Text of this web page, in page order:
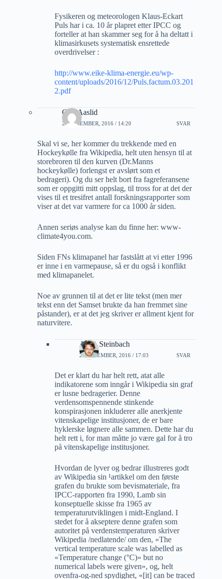
Fysikeren og meteorologen Klaus-Eckart
Puls har i ca. 10 år plapret etter IPCC og
forteller at han skammer seg for å ha deltatt i
klimasirkusets systematisk ensrettede
overdrivelser :
http://www.eike-klima-energie.eu/wp-
content/uploads/2016/12/Puls.factum.03.201
2.pdf
Geir Aaslid
21 DESEMBER, 2016 / 14:20 SVAR
Skal vi se, her kommer du trekkende med en
Hockeykølle fra Wikipedia, helt uten hensyn til at
storebroren til den kurven (Dr.Manns
hockeykølle) forlengst er avslørt som et
bedrageri). Og du ser helt bort fra fagreferansene
som er oppgitti mitt oppslag, til tross for at det der
vises til et tresifret antall forskningsrapporter som
viser at det var varmere for ca 1000 år siden.
Annen seriøs analyse kan du finne her: www-
climate4you.com.
Siden FNs klimapanel har fastslått at vi etter 1996
er inne i en varmepause, så er du også i konflikt
med klimapanelet.
Noe av grunnen til at det er lite tekst (men mer
tekst enn det Samset brukte da han fremmet sine
påstander), er at det jeg skriver er allment kjent for
naturvitere.
Alf P. Steinbach
21 DESEMBER, 2016 / 17:03 SVAR
Det er klart du har helt rett, atat alle
indikatorene som inngår i Wikipedia sin graf
er lusne bedragerier. Denne
verdensomspennende stinkende
konspirasjonen inkluderer alle anerkjente
vitenskapelige institusjoner, de er bare
hyklerske løgnere alle sammen. Dette har du
helt rett i, for man måtte jo være gal for å tro
på vitenskapelige institusjoner.
Hvordan de lyver og bedrar illustreres godt
av Wikipedia sin ¹artikkel om den første
grafen du brukte som bevismateriale, fra
IPCC-rapporten fra 1990, Lamb sin
konseptuelle skisse fra 1965 av
temperaturutviklingen i midt-England. I
stedet for å akseptere denne grafen som
autoritet på verdenstemperaturen skriver
Wikipedia /nedlatende/ om den, «The
vertical temperature scale was labelled as
«Temperature change (°C)» but no
numerical labels were given», og, helt
ovenfra-og-ned spydighet, «[it] can be traced